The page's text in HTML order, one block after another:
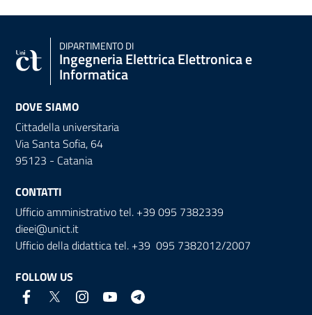
DIPARTIMENTO DI
Ingegneria Elettrica Elettronica e
Informatica
DOVE SIAMO
Cittadella universitaria
Via Santa Sofia, 64
95123 - Catania
CONTATTI
Ufficio amministrativo tel. +39 095 7382339
dieei@unict.it
Ufficio della didattica tel. +39 095 7382012/2007
FOLLOW US